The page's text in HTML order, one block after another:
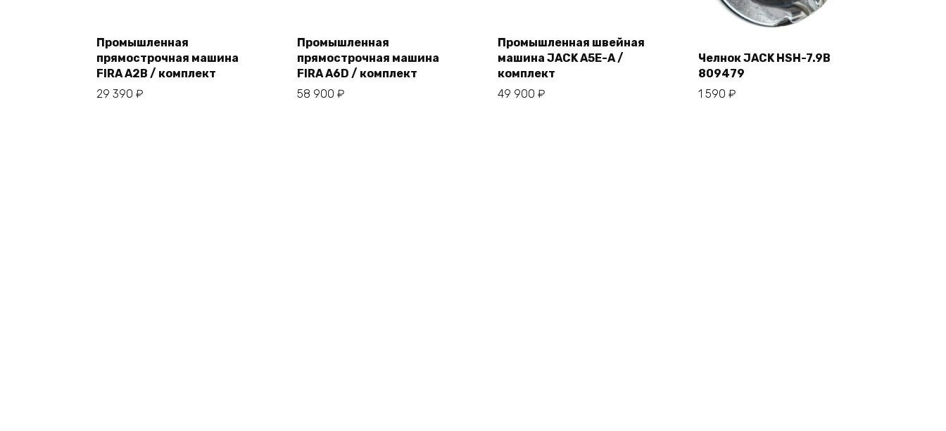
В корзину
Промышленная
прямострочная машина
FIRA A2B / комплект
29 390 ₽
В корзину
Промышленная
прямострочная машина
FIRA A6D / комплект
58 900 ₽
Промышленная швейная
машина JACK A5E-A /
комплект
49 900 ₽
Челнок JACK HSH-7.9B
809479
1 590 ₽